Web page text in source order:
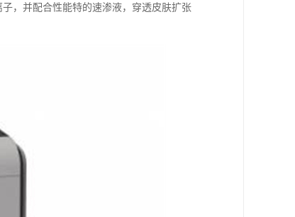
，并配合性能特的速渗液，穿透皮肤扩张